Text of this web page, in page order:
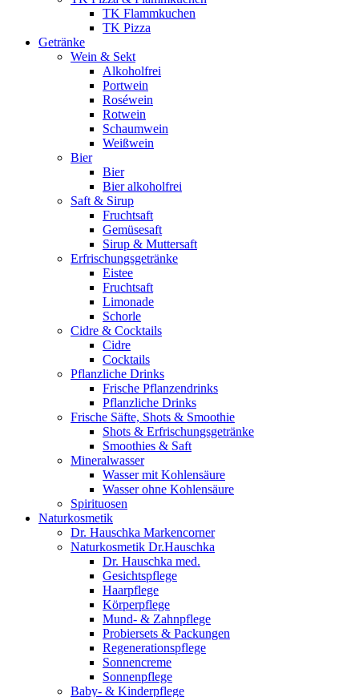
TK Flammkuchen
TK Pizza
Getränke
Wein & Sekt
Alkoholfrei
Portwein
Roséwein
Rotwein
Schaumwein
Weißwein
Bier
Bier
Bier alkoholfrei
Saft & Sirup
Fruchtsaft
Gemüsesaft
Sirup & Muttersaft
Erfrischungsgetränke
Eistee
Fruchtsaft
Limonade
Schorle
Cidre & Cocktails
Cidre
Cocktails
Pflanzliche Drinks
Frische Pflanzendrinks
Pflanzliche Drinks
Frische Säfte, Shots & Smoothie
Shots & Erfrischungsgetränke
Smoothies & Saft
Mineralwasser
Wasser mit Kohlensäure
Wasser ohne Kohlensäure
Spirituosen
Naturkosmetik
Dr. Hauschka Markencorner
Naturkosmetik Dr.Hauschka
Dr. Hauschka med.
Gesichtspflege
Haarpflege
Körperpflege
Mund- & Zahnpflege
Probiersets & Packungen
Regenerationspflege
Sonnencreme
Sonnenpflege
Baby- & Kinderpflege